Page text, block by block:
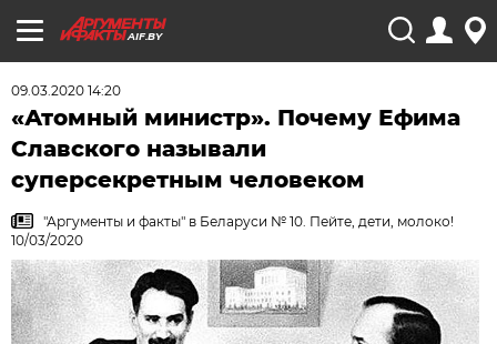
AIF.BY
09.03.2020 14:20
«Атомный министр». Почему Ефима
Славского называли
суперсекретным человеком
"Аргументы и факты" в Беларуси № 10. Пейте, дети, молоко!
10/03/2020